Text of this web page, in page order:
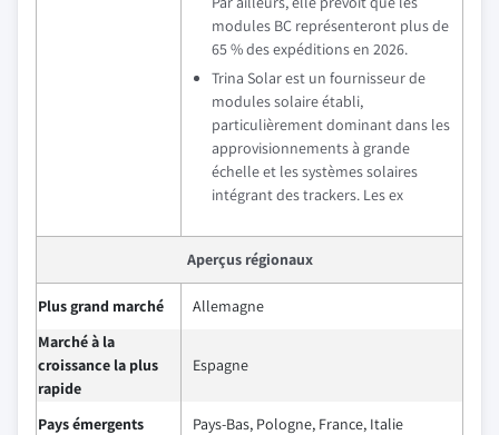
modules BC représenteront plus de
65 % des expéditions en 2026.
Trina Solar est un fournisseur de
modules solaire établi,
particulièrement dominant dans les
approvisionnements à grande
échelle et les systèmes solaires
intégrant des trackers. Les ex
Aperçus régionaux
Plus grand marché
Allemagne
Marché à la
croissance la plus
rapide
Espagne
Pays émergents Pays-Bas, Pologne, France, Italie